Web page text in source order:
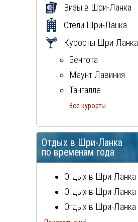
Визы в Шри-Ланка
Отели Шри-Ланка
Курорты Шри-Ланка
Бентота
Маунт Лавиния
Тангалле
Хиккадува
Все курорты
Отдых в Шри-Ланка
по временам года
Отдых в Шри-Ланка
Отдых в Шри-Ланка
Отдых в Шри-Ланка